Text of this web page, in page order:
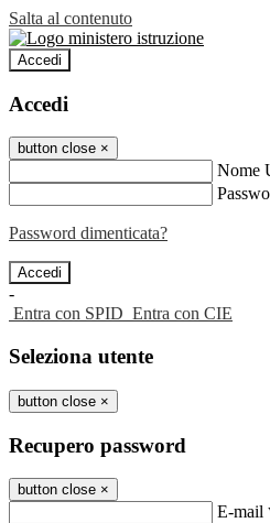
Salta al contenuto
Accedi
Accedi
button close ×
Nome
Password dimenticata?
-
Entra con SPID Entra con CIE
Seleziona utente
button close ×
Recupero password
button close ×
E-mail